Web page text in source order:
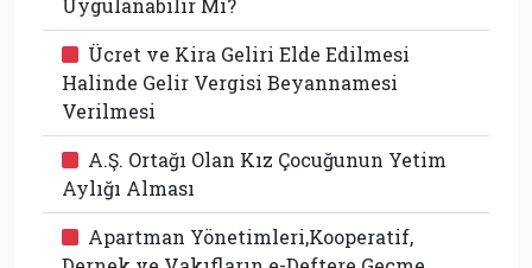
Ücret ve Kira Geliri Elde Edilmesi
Halinde Gelir Vergisi Beyannamesi
Verilmesi
A.Ş. Ortağı Olan Kız Çocuğunun Yetim
Aylığı Alması
Apartman Yönetimleri,Kooperatif,